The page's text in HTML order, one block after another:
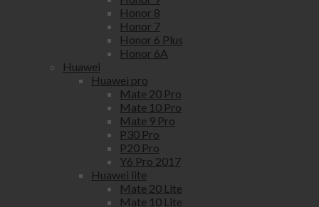
Honor 8
Honor 7
Honor 6 Plus
Honor 6A
Huawei
Huawei pro
Mate 20 Pro
Mate 10 Pro
Mate 9 Pro
P30 Pro
P20 Pro
Y6 Pro 2017
Huawei lite
Mate 20 Lite
Mate 10 Lite